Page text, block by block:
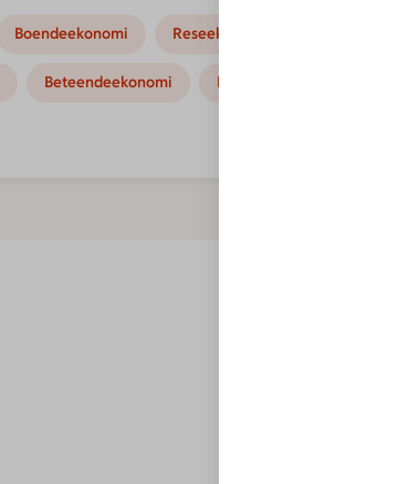
Boendeekonomi Reseekonomi
Beteendeekonomi Kampanjer